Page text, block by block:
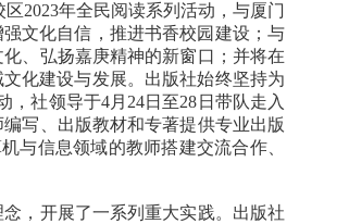
2023年全民阅读系列活动，与厦门
文化自信，推进书香校园建设；与
、弘扬嘉庚精神的新窗口；并将在
化建设与发展。出版社始终坚持为
社领导于4月24日至28日带队走入
写、出版教材和专著提供专业出版
与信息领域的教师搭建交流合作、
，开展了一系列重大实践。出版社